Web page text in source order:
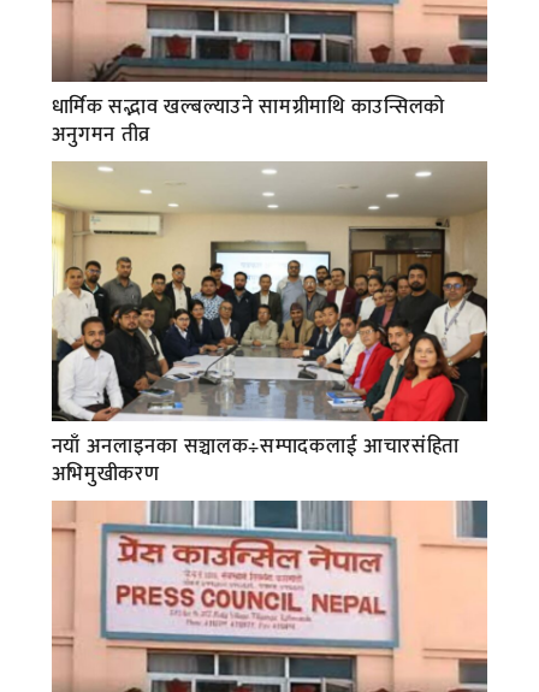
धार्मिक सद्भाव खल्बल्याउने सामग्रीमाथि काउन्सिलको
अनुगमन तीव्र
नयाँ अनलाइनका सञ्चालक÷सम्पादकलाई आचारसंहिता
अभिमुखीकरण